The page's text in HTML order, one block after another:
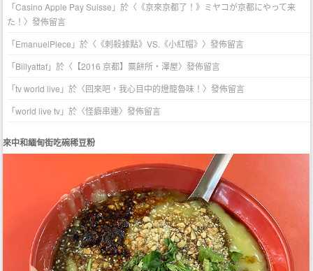
「Casino Apple Pay Suisse 」於〈 《京來京都了！》ミヤコが京都にやって来
た！ 〉發佈留言
「EmanuelPlece 」於〈 《刺殺據點》VS.《小紅帽》 〉發佈留言
「Billyattaf」於〈 【2016 京都】粟餅所・澤屋〉發佈留言
「tv world live 」於〈回來吧，我心目中的燈籠魯味！ 〉發佈留言
「world live tv」於〈怪癖串連〉發佈留言
來中和緬甸街吃碗稀豆粉